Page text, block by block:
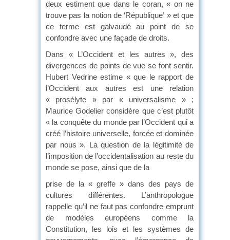
deux estiment que dans le coran, « on ne
trouve pas la notion de ‘République’ » et que
ce terme est galvaudé au point de se
confondre avec une façade de droits.
Dans « L’Occident et les autres », des
divergences de points de vue se font sentir.
Hubert Vedrine estime « que le rapport de
l’Occident aux autres est une relation
« prosélyte » par « universalisme » ;
Maurice Godelier considère que c’est plutôt
« la conquête du monde par l’Occident qui a
créé l’histoire universelle, forcée et dominée
par nous ». La question de la légitimité de
l’imposition de l’occidentalisation au reste du
monde se pose, ainsi que de la
prise de la « greffe » dans des pays de
cultures différentes. L’anthropologue
rappelle qu’il ne faut pas confondre emprunt
de modèles européens comme la
Constitution, les lois et les systèmes de